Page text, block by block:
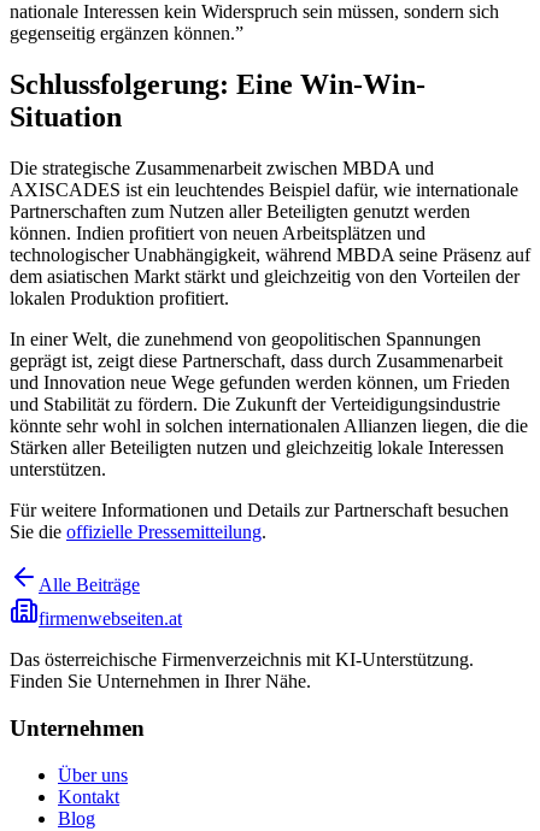
nationale Interessen kein Widerspruch sein müssen, sondern sich
gegenseitig ergänzen können.”
Schlussfolgerung: Eine Win-Win-
Situation
Die strategische Zusammenarbeit zwischen MBDA und
AXISCADES ist ein leuchtendes Beispiel dafür, wie internationale
Partnerschaften zum Nutzen aller Beteiligten genutzt werden
können. Indien profitiert von neuen Arbeitsplätzen und
technologischer Unabhängigkeit, während MBDA seine Präsenz auf
dem asiatischen Markt stärkt und gleichzeitig von den Vorteilen der
lokalen Produktion profitiert.
In einer Welt, die zunehmend von geopolitischen Spannungen
geprägt ist, zeigt diese Partnerschaft, dass durch Zusammenarbeit
und Innovation neue Wege gefunden werden können, um Frieden
und Stabilität zu fördern. Die Zukunft der Verteidigungsindustrie
könnte sehr wohl in solchen internationalen Allianzen liegen, die die
Stärken aller Beteiligten nutzen und gleichzeitig lokale Interessen
unterstützen.
Für weitere Informationen und Details zur Partnerschaft besuchen
Sie die offizielle Pressemitteilung.
Alle Beiträge
firmenwebseiten.at
Das österreichische Firmenverzeichnis mit KI-Unterstützung.
Finden Sie Unternehmen in Ihrer Nähe.
Unternehmen
Über uns
Kontakt
Blog